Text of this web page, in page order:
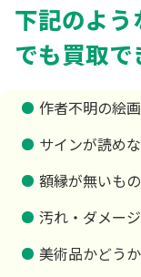
下記のよう
でも買取で
作者不明の絵
サインが読め
額縁が無いもの
汚れ・ダメー
美術品かどう